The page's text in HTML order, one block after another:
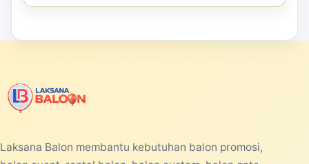
Laksana Balon membantu kebutuhan balon promosi,